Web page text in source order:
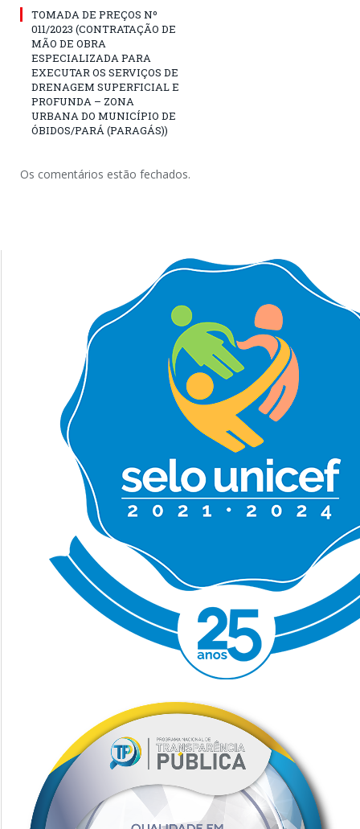
TOMADA DE PREÇOS Nº
011/2023 (CONTRATAÇÃO DE
MÃO DE OBRA
ESPECIALIZADA PARA
EXECUTAR OS SERVIÇOS DE
DRENAGEM SUPERFICIAL E
PROFUNDA – ZONA
URBANA DO MUNICÍPIO DE
ÓBIDOS/PARÁ (PARAGÁS))
Os comentários estão fechados.